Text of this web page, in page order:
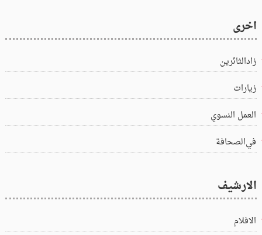
اخرى
زادالثائرين
زيارات
العمل النسوي
في‌الصحافة
الارشيف
الافلام